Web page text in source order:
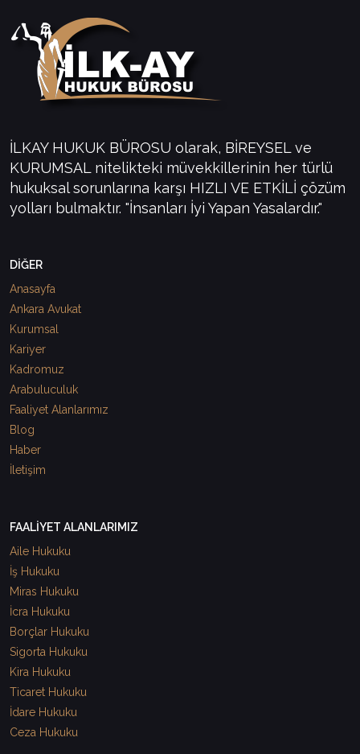
İLKAY HUKUK BÜROSU olarak, BİREYSEL ve
KURUMSAL nitelikteki müvekkillerinin her türlü
hukuksal sorunlarına karşı HIZLI VE ETKİLİ çözüm
yolları bulmaktır. "İnsanları İyi Yapan Yasalardır."
DİĞER
Anasayfa
Ankara Avukat
Kurumsal
Kariyer
Kadromuz
Arabuluculuk
Faaliyet Alanlarımız
Blog
Haber
İletişim
FAALİYET ALANLARIMIZ
Aile Hukuku
İş Hukuku
Miras Hukuku
İcra Hukuku
Borçlar Hukuku
Sigorta Hukuku
Kira Hukuku
Ticaret Hukuku
İdare Hukuku
Ceza Hukuku